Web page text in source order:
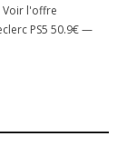
Voir l'offre
PS5 50.9€ —